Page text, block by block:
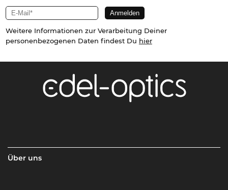
Weitere Informationen zur Verarbeitung Deiner
personenbezogenen Daten findest Du hier
Über uns